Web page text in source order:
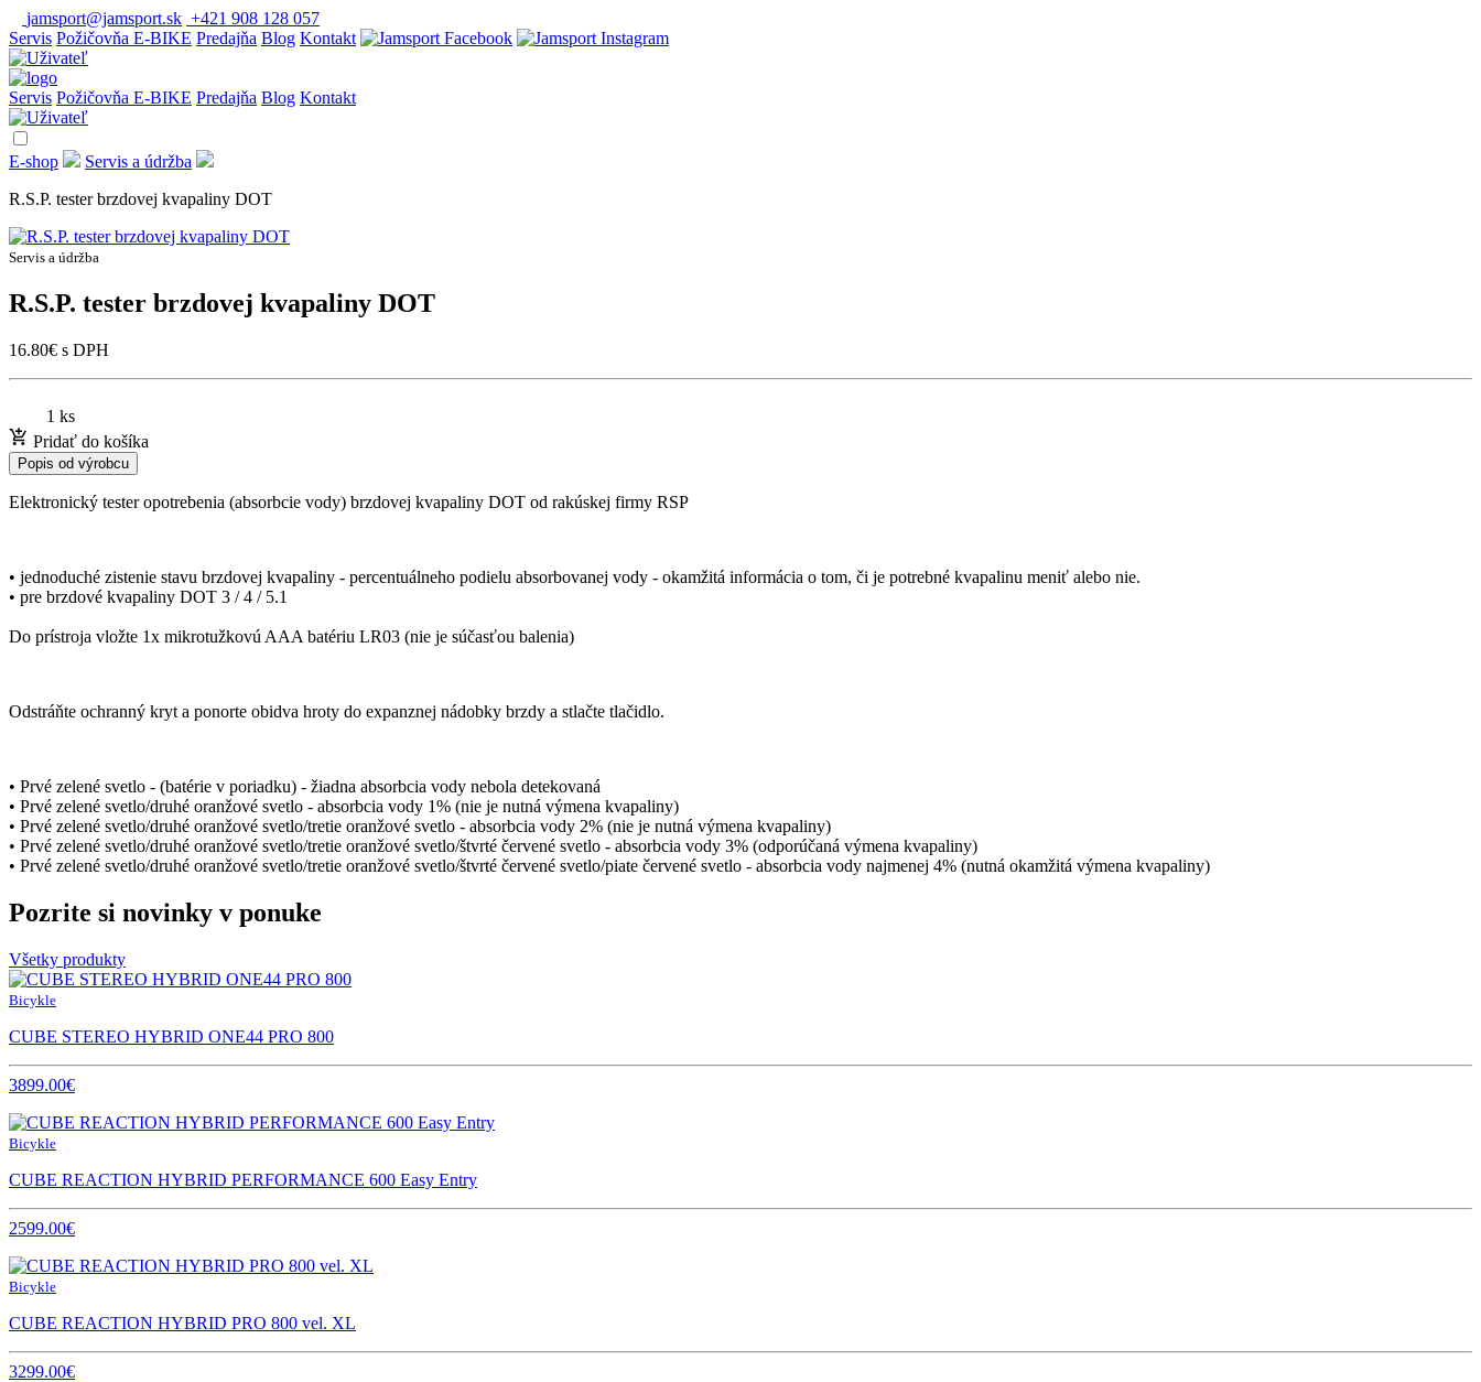
jamsport@jamsport.sk +421 908 128 057
Servis Požičovňa E-BIKE Predajňa Blog Kontakt
Servis Požičovňa E-BIKE Predajňa Blog Kontakt
E-shop
Servis a údržba
R.S.P. tester brzdovej kvapaliny DOT
Servis a údržba
R.S.P. tester brzdovej kvapaliny DOT
16.80€ s DPH
1 ks
Pridať do košíka
Popis od výrobcu
Elektronický tester opotrebenia (absorbcie vody) brzdovej kvapaliny DOT od rakúskej firmy RSP
• jednoduché zistenie stavu brzdovej kvapaliny - percentuálneho podielu absorbovanej vody - okamžitá informácia o tom, či je potrebné kvapalinu meniť alebo nie.
• pre brzdové kvapaliny DOT 3 / 4 / 5.1
Do prístroja vložte 1x mikrotužkovú AAA batériu LR03 (nie je súčasťou balenia)
Odstráňte ochranný kryt a ponorte obidva hroty do expanznej nádobky brzdy a stlačte tlačidlo.
• Prvé zelené svetlo - (batérie v poriadku) - žiadna absorbcia vody nebola detekovaná
• Prvé zelené svetlo/druhé oranžové svetlo - absorbcia vody 1% (nie je nutná výmena kvapaliny)
• Prvé zelené svetlo/druhé oranžové svetlo/tretie oranžové svetlo - absorbcia vody 2% (nie je nutná výmena kvapaliny)
• Prvé zelené svetlo/druhé oranžové svetlo/tretie oranžové svetlo/štvrté červené svetlo - absorbcia vody 3% (odporúčaná výmena kvapaliny)
• Prvé zelené svetlo/druhé oranžové svetlo/tretie oranžové svetlo/štvrté červené svetlo/piate červené svetlo - absorbcia vody najmenej 4% (nutná okamžitá výmena kvapaliny)
Pozrite si novinky v ponuke
Všetky produkty
Bicykle
CUBE STEREO HYBRID ONE44 PRO 800
3899.00€
Bicykle
CUBE REACTION HYBRID PERFORMANCE 600 Easy Entry
2599.00€
Bicykle
CUBE REACTION HYBRID PRO 800 vel. XL
3299.00€